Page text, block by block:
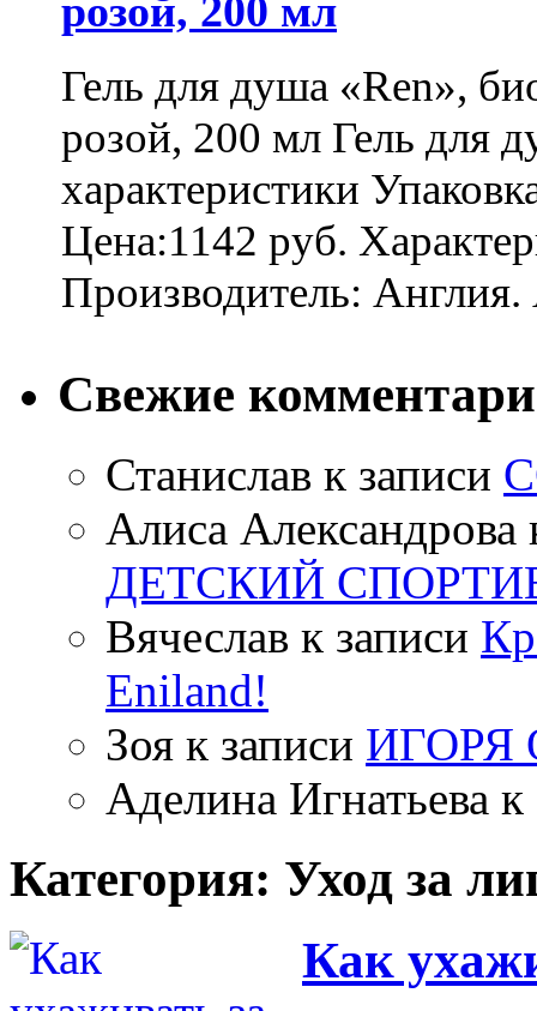
розой, 200 мл
Гель для душа «Ren»,
розой, 200 мл Гель для
характеристики
Цена:1142 руб.
Производитель:
Свежие
Станислав к записи
Алиса Александрова
ДЕТСКИЙ
Вячеслав к записи
Eniland!
Зоя к записи ИГОРЯ
Аделина Игнатьева к
Категория: Уход за
Как